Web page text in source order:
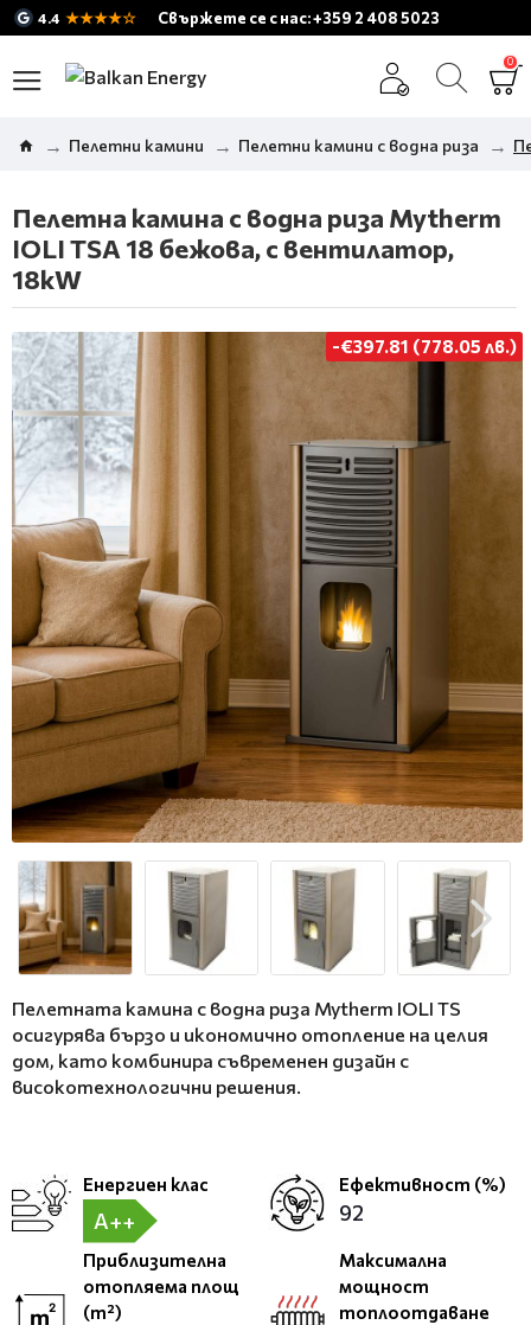
4.4 ★★★★☆ Свържете се с нас: +359 2 408 5023
0
Пелетни камини Пелетни камини с водна риза
Пелетна камина с водна риза Mytherm
IOLI TSA 18 бежова, с вентилатор,
18kW
-€397.81 (778.05 лв.)
Пелетната камина с водна риза Mytherm IOLI TS
осигурява бързо и икономично отопление на целия
дом, като комбинира съвременен дизайн с
високотехнологични решения.
Енергиен клас
A++
Ефективност (%)
92
Приблизителна
отопляема площ
(m²)
Максимална
мощност
топлоотдаване